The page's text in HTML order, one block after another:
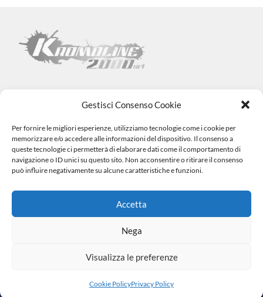
Gestisci Consenso Cookie
Per fornire le migliori esperienze, utilizziamo tecnologie come i cookie per
memorizzare e/o accedere alle informazioni del dispositivo. Il consenso a
queste tecnologie ci permetterà di elaborare dati come il comportamento di
navigazione o ID unici su questo sito. Non acconsentire o ritirare il consenso
può influire negativamente su alcune caratteristiche e funzioni.
Accetta
Nega
Visualizza le preferenze
Cookie PolicyPrivacy Policy
Kromoline 2000 SRL
Via L. Tabellione, 1 (47891) Falciano – SAN MARINO –COE
SM06838
Registro e-commerce n.1002 dal 15/06/23
info@kromovernici.com+39 339 136 08730549 909508
Miketing